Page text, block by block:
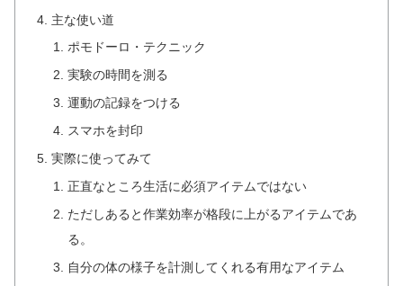
主な使い道
ポモドーロ・テクニック
実験の時間を測る
運動の記録をつける
スマホを封印
実際に使ってみて
正直なところ生活に必須アイテムではない
ただしあると作業効率が格段に上がるアイテムであ
る。
自分の体の様子を計測してくれる有用なアイテム